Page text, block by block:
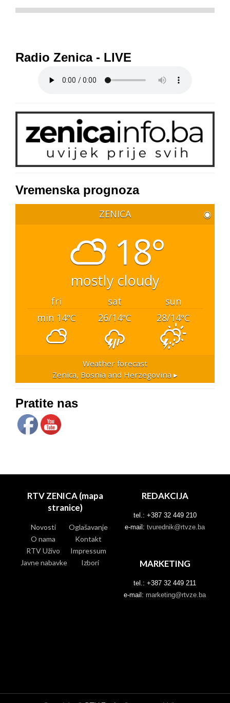
Radio Zenica - LIVE
Vremenska prognoza
ZENICA ◉
18°
mostly cloudy
fri sat
sun
min 14°C 26/14°C 28/14°C
Weather forecast
Zenica, Bosnia and Herzegovina ▸
Pratite nas
RTV ZENICA (mapa
stranice)
Novosti
Oglašavanje
O nama
Kontakt
RTV Uživo
Impressum
Javne nabavke
Izbori
REDAKCIJA
tel.: +387 32 449 210
e-mail: tvurednik@rtvze.ba
MARKETING
tel.: +387 32 449 211
e-mail: marketing@rtvze.ba